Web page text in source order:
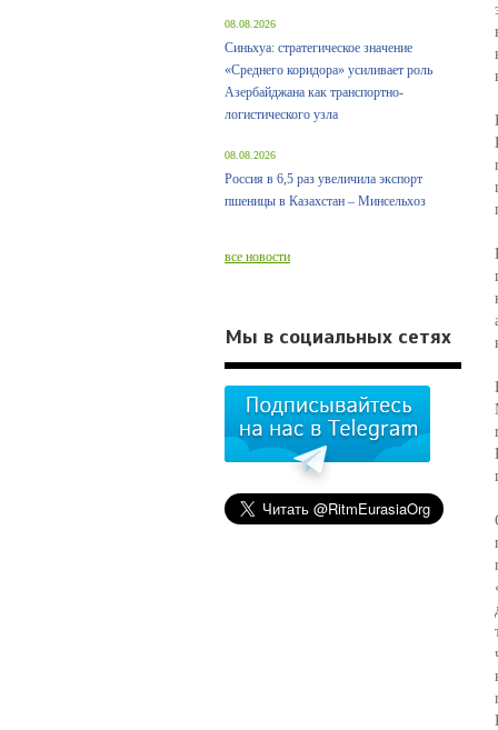
08.08.2026
Синьхуа: стратегическое значение
«Среднего коридора» усиливает роль
Азербайджана как транспортно-
логистического узла
08.08.2026
Россия в 6,5 раз увеличила экспорт
пшеницы в Казахстан – Минсельхоз
все новости
Мы в социальных сетях